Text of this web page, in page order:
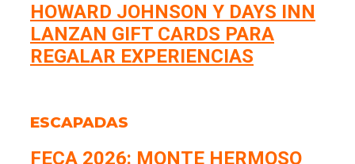
HOWARD JOHNSON Y DAYS INN
LANZAN GIFT CARDS PARA
REGALAR EXPERIENCIAS
ESCAPADAS
FECA 2026: MONTE HERMOSO